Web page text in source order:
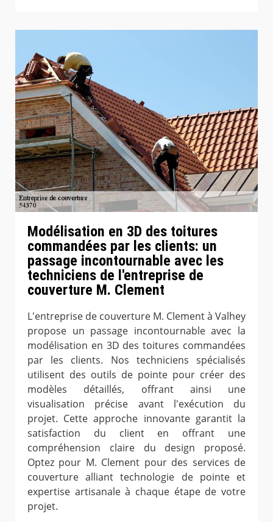
Modélisation en 3D des toitures
commandées par les clients: un
passage incontournable avec les
techniciens de l'entreprise de
couverture M. Clement
L'entreprise de couverture M. Clement à Valhey
propose un passage incontournable avec la
modélisation en 3D des toitures commandées
par les clients. Nos techniciens spécialisés
utilisent des outils de pointe pour créer des
modèles détaillés, offrant ainsi une
visualisation précise avant l'exécution du
projet. Cette approche innovante garantit la
satisfaction du client en offrant une
compréhension claire du design proposé.
Optez pour M. Clement pour des services de
couverture alliant technologie de pointe et
expertise artisanale à chaque étape de votre
projet.